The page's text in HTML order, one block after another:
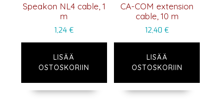
Speakon NL4 cable, 1
m
1,24€
LISÄÄ
OSTOSKORIIN
CA-COM extension
cable, 10 m
12,40€
LISÄÄ
OSTOSKORIIN